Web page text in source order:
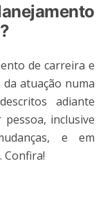
de carreira e
atuação numa
adiante
inclusive
e em